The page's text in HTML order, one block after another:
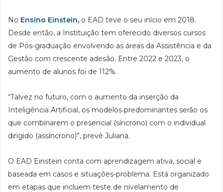
No Ensino Einstein, o EAD teve o seu início em 2018.
Desde então, a Instituição tem oferecido diversos cursos
de Pós-graduação envolvendo as áreas da Assistência e da
Gestão com crescente adesão. Entre 2022 e 2023, o
aumento de alunos foi de 112%.
“Talvez no futuro, com o aumento da inserção da
Inteligência Artificial, os modelos predominantes serão os
que combinarem o presencial (síncrono) com o individual
dirigido (assíncrono)”, prevê Juliana.
O EAD Einstein conta com aprendizagem ativa, social e
baseada em casos e situações-problema. Está organizado
em etapas que incluem teste de nivelamento de